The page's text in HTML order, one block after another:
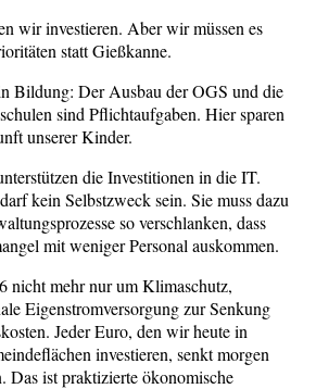
wir investieren. Aber wir müssen es
statt Gießkanne.
Bildung: Der Ausbau der OGS und die
sind Pflichtaufgaben. Hier sparen
unserer Kinder.
die Investitionen in die IT.
kein Selbstzweck sein. Sie muss dazu
so verschlanken, dass
mit weniger Personal auskommen.
nicht mehr nur um Klimaschutz,
Eigenstromversorgung zur Senkung
Jeder Euro, den wir heute in
investieren, senkt morgen
Das ist praktizierte ökonomische